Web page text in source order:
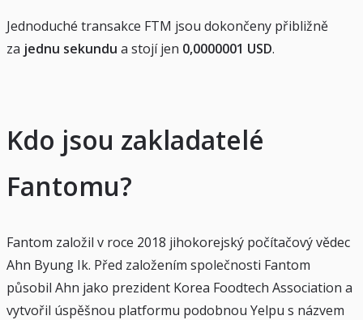
Jednoduché transakce FTM jsou dokončeny přibližně
za jednu sekundu a stojí jen 0,0000001 USD.
Kdo jsou zakladatelé
Fantomu?
Fantom založil v roce 2018 jihokorejský počítačový vědec
Ahn Byung Ik. Před založením společnosti Fantom
působil Ahn jako prezident Korea Foodtech Association a
vytvořil úspěšnou platformu podobnou Yelpu s názvem